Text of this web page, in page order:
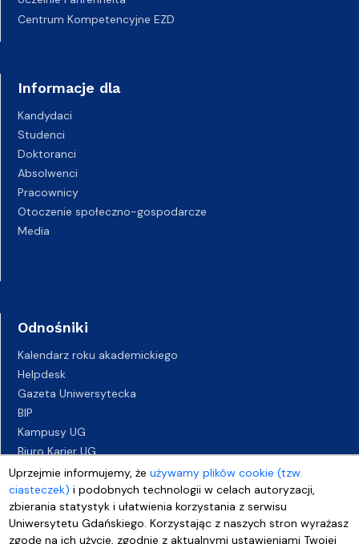
Uprzejmie informujemy, żeużywamy plików cookie (tzw.
ciasteczek) i podobnych technologii w celach autoryzacji,
zbierania statystyk i ułatwienia korzystania z serwisu
Uniwersytetu Gdańskiego. Korzystając z naszych stron wyrażasz
zgodę na ich użycie, zgodnie z aktualnymi ustawieniami Twojej
Centrum Kompetencyjne EZD
Informacje dla
Kandydaci
Studenci
Doktoranci
Absolwenci
Pracownicy
Otoczenie społeczno-gospodarcze
Media
Odnośniki
Kalendarz roku akademickiego
Helpdesk
Gazeta Uniwersytecka
BIP
Kampusy UG
Biuro Karier UG
Oferty pracy
Deklaracja dostępności